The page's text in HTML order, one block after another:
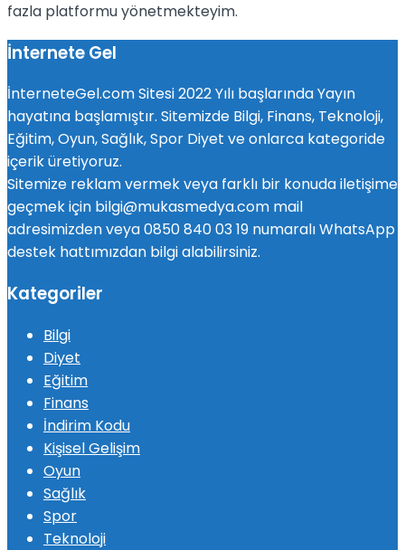
fazla platformu yönetmekteyim.
İnternete Gel
İnterneteGel.com Sitesi 2022 Yılı başlarında Yayın
hayatına başlamıştır. Sitemizde Bilgi, Finans, Teknoloji,
Eğitim, Oyun, Sağlık, Spor Diyet ve onlarca kategoride
içerik üretiyoruz.
Sitemize reklam vermek veya farklı bir konuda iletişime
geçmek için bilgi@mukasmedya.com mail
adresimizden veya 0850 840 03 19 numaralı WhatsApp
destek hattımızdan bilgi alabilirsiniz.
Kategoriler
Bilgi
Diyet
Eğitim
Finans
İndirim Kodu
Kişisel Gelişim
Oyun
Sağlık
Spor
Teknoloji